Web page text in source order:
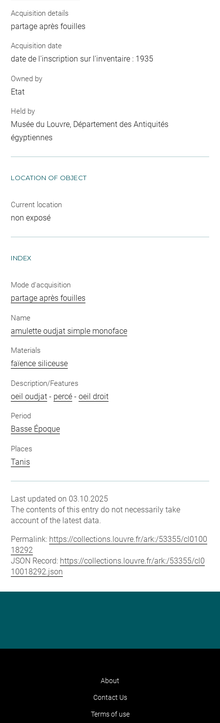
Acquisition details
partage après fouilles
Acquisition date
date de l'inscription sur l'inventaire : 1935
Owned by
Etat
Held by
Musée du Louvre, Département des Antiquités
égyptiennes
LOCATION OF OBJECT
Current location
non exposé
INDEX
Mode d'acquisition
partage après fouilles
Name
amulette oudjat simple monoface
Materials
faïence siliceuse
Description/Features
oeil oudjat - percé -oeil droit
Period
Basse Époque
Places
Tanis
Last updated on 03.10.2025
The contents of this entry do not necessarily take
account of the latest data.
Permalink: https://collections.louvre.fr/ark:/53355/cl0100
18292
JSON Record: https://collections.louvre.fr/ark:/53355/cl0
10018292.json
About
Contact Us
Terms of use